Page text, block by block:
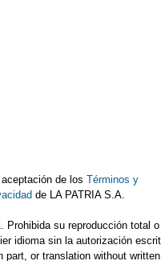
aceptación de losTérminos y
de LA PATRIA S.A.
Prohibida su reproducción total o
idioma sin la autorización
part, or translation without written